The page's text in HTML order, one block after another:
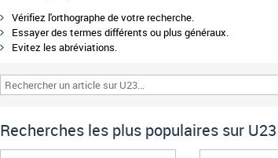
Vérifiez l'orthographe de votre recherche.
Essayer des termes différents ou plus généraux.
Evitez les abréviations.
Recherches les plus populaires sur U23